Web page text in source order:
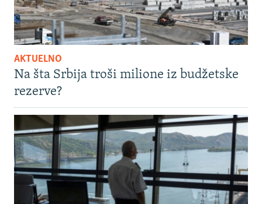
AKTUELNO
Na šta Srbija troši milione iz budžetske
rezerve?